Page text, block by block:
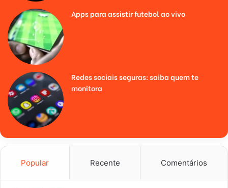
Apps para assistir futebol ao vivo
Redes sociais seguras: saiba quem te
monitora
Popular Recente Comentários